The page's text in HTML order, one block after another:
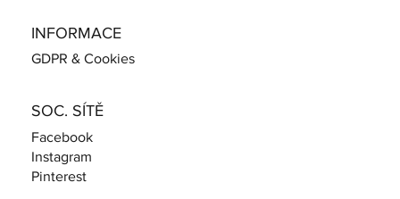
INFORMACE
GDPR & Cookies
SOC. SÍTĚ
Facebook
Instagram
Pinterest